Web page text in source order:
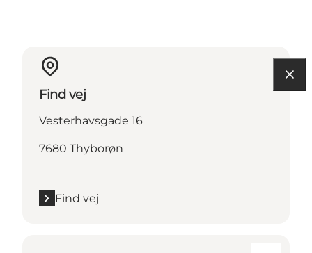
Find vej
Vesterhavsgade 16
7680 Thyborøn
Find vej